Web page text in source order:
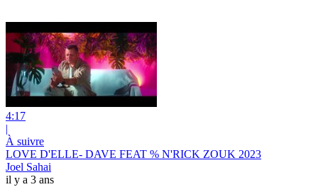
4:17
|
À suivre
LOVE D'ELLE- DAVE FEAT % N'RICK ZOUK 2023
Joel Sahai
il y a 3 ans